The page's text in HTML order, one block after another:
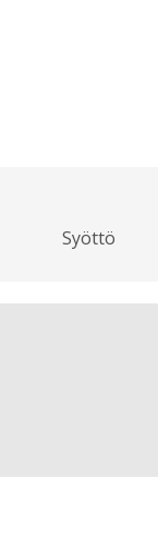
Syöttö